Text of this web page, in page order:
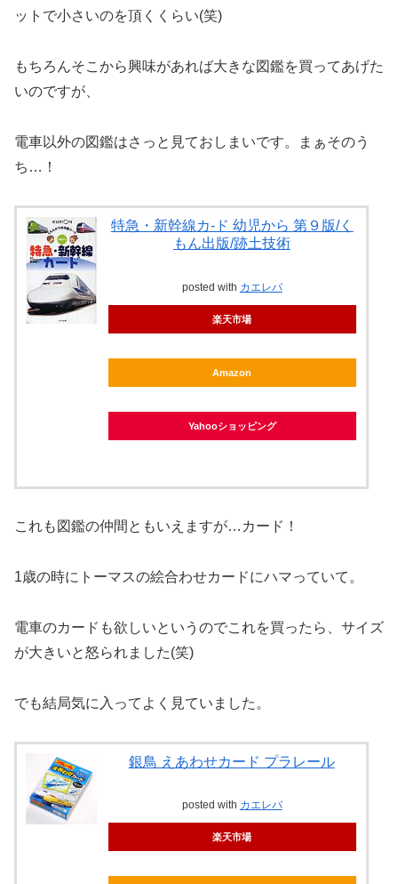
ットで小さいのを頂くくらい(笑)
もちろんそこから興味があれば大きな図鑑を買ってあげた
いのですが、
電車以外の図鑑はさっと見ておしまいです。まぁそのう
ち…！
特急・新幹線カ-ド 幼児から 第９版/く
もん出版/跡土技術
posted with カエレバ
楽天市場
Amazon
Yahooショッピング
これも図鑑の仲間ともいえますが…カード！
1歳の時にトーマスの絵合わせカードにハマっていて。
電車のカードも欲しいというのでこれを買ったら、サイズ
が大きいと怒られました(笑)
でも結局気に入ってよく見ていました。
銀鳥 えあわせカード プラレール
posted with カエレバ
楽天市場